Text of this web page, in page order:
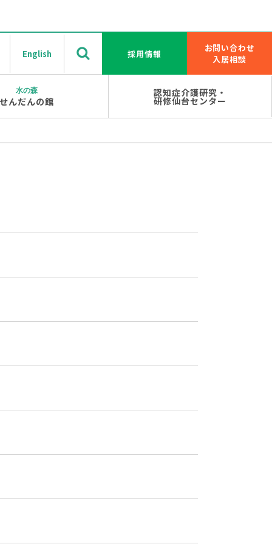
English 採用情報
お問い合わせ
入居相談
水の森
せんだんの館
認知症介護研究・
研修仙台センター